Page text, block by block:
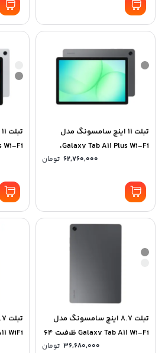
تبلت 11 اینچ سامسونگ مدل
Galaxy Tab A11 Plus Wi-Fi،
ظرفیت 128 گیگابایت و رم 6
62,760,000 تومان
تبلت 8.7 اینچ سامسونگ مدل
Galaxy Tab A11 Wi-Fi ظرفیت 64
36,680,000 تومان